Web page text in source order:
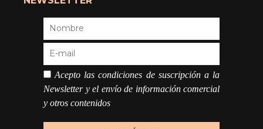
Acepto las condiciones de suscripción a la
Newsletter y el envío de información comercial
y otros contenidos